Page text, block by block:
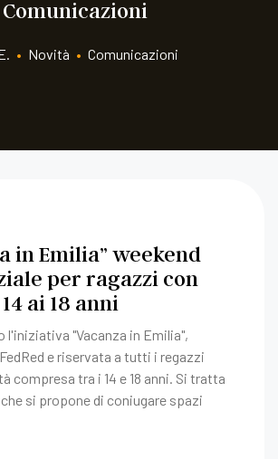
Comunicazioni
• Novità • Comunicazioni
in Emilia” weekend
per ragazzi con
ai 18 anni
l'iniziativa "Vacanza in Emilia",
e riservata a tutti i regazzi
compresa tra i 14 e 18 anni. Si tratta
si propone di coniugare spazi